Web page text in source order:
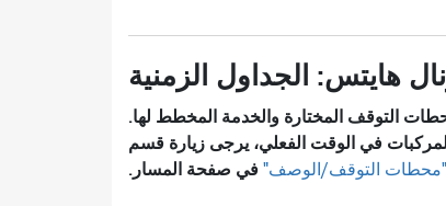
التوقف المختارة والخدمة المخطط لها.
في الوقت الفعلي، يرجى زيارة قسم
"محطات التوقف/الوصف" في صفحة المسار.